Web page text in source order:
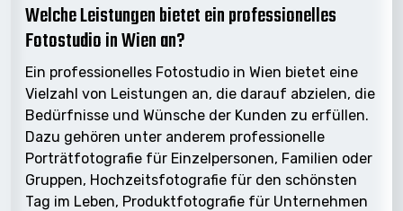
Welche Leistungen bietet ein professionelles
Fotostudio in Wien an?
Ein professionelles Fotostudio in Wien bietet eine
Vielzahl von Leistungen an, die darauf abzielen, die
Bedürfnisse und Wünsche der Kunden zu erfüllen.
Dazu gehören unter anderem professionelle
Porträtfotografie für Einzelpersonen, Familien oder
Gruppen, Hochzeitsfotografie für den schönsten
Tag im Leben, Produktfotografie für Unternehmen